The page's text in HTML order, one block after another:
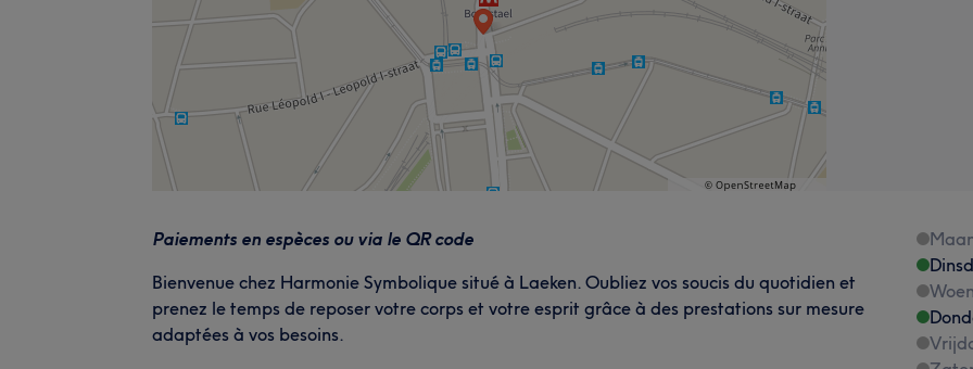
Paiements en espèces ou via le QR code
Bienvenue chez Harmonie Symbolique situé à Laeken. Oubliez vos soucis du quotidien et
prenez le temps de reposer votre corps et votre esprit grâce à des prestations sur mesure
adaptées à vos besoins.